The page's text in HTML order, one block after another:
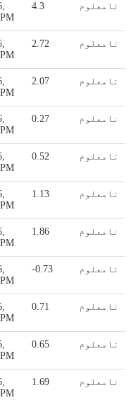
4.3 نامعلوم
2.72 نامعلوم
2.07 نامعلوم
0.27 نامعلوم
0.52 نامعلوم
1.13 نامعلوم
1.86 نامعلوم
-0.73 نامعلوم
0.71 نامعلوم
0.65 نامعلوم
1.69 نامعلوم